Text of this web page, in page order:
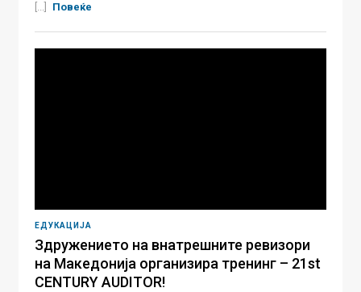
[...]
Повеќе
ЕДУКАЦИЈА
Здружението на внатрешните ревизори
на Македонија организира тренинг – 21st
CENTURY AUDITOR!